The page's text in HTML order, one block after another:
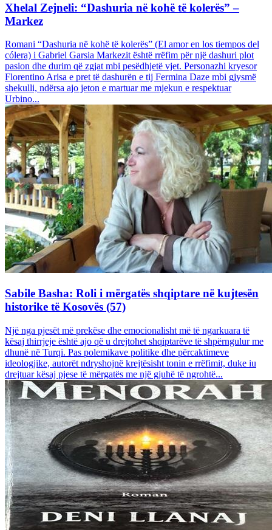
Xhelal Zejneli: “Dashuria në kohë të kolerës” –
Markez
Romani “Dashuria në kohë të kolerës” (El amor en los tiempos del
cólera) i Gabriel Garsia Markezit është rrëfim për një dashuri plot
pasion dhe durim që zgjat mbi pesëdhjetë vjet. Personazhi kryesor
Florentino Arisa e pret të dashurën e tij Fermina Daze mbi gjysmë
shekulli, ndërsa ajo jeton e martuar me mjekun e respektuar
Urbino...
Sabile Basha: Roli i mërgatës shqiptare në kujtesën
historike të Kosovës (57)
Një nga pjesët më prekëse dhe emocionalisht më të ngarkuara të
kësaj thirrjeje është ajo që u drejtohet shqiptarëve të shpërngulur me
dhunë në Turqi. Pas polemikave politike dhe përcaktimeve
ideologjike, autorët ndryshojnë krejtësisht tonin e rrëfimit, duke iu
drejtuar kësaj pjese të mërgatës me një gjuhë të ngrohtë...